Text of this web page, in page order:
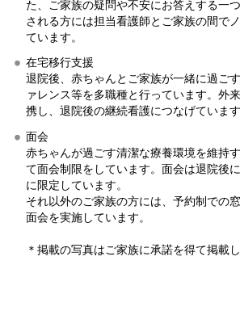
た、ご家族の疑問や不安にお答えする一
される方には担当看護師とご家族の間で
ています。
在宅移行支援
退院後、赤ちゃんとご家族が一緒に過ご
ァレンス等を多職種と行っています。外
携し、退院後の継続看護につなげています
面会
赤ちゃんが過ごす清潔な療養環境を維持
て面会制限をしています。面会は退院後
に限定しています。
それ以外のご家族の方には、予約制での
面会を実施しています。
＊掲載の写真はご家族に承諾を得て掲載